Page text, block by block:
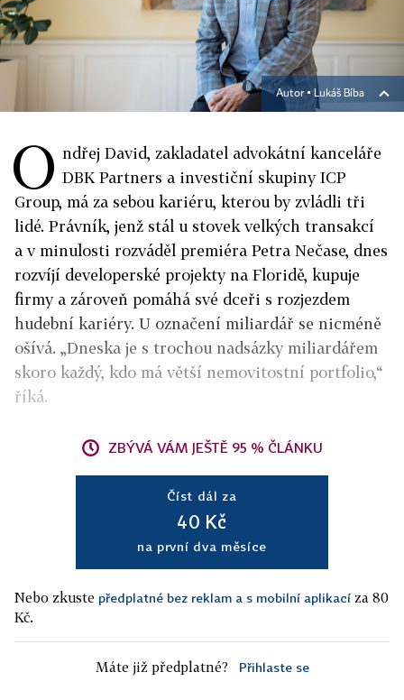
Autor ▪ Lukáš Bíba
O ndřej David, zakladatel advokátní kanceláře
DBK Partners a investiční skupiny ICP
Group, má za sebou kariéru, kterou by zvládli tři
lidé. Právník, jenž stál u stovek velkých transakcí
a v minulosti rozváděl premiéra Petra Nečase, dnes
rozvíjí developerské projekty na Floridě, kupuje
firmy a zároveň pomáhá své dceři s rozjezdem
hudební kariéry. U označení miliardář se nicméně
ošívá. „Dneska je s trochou nadsázky miliardářem
skoro každý, kdo má větší nemovitostní portfolio,“
říká.
ZBÝVÁ VÁM JEŠTĚ 95 % ČLÁNKU
Číst dál za
40 Kč
na první dva měsíce
Nebo zkuste předplatné bez reklam a s mobilní aplikací za 80
Kč.
Máte již předplatné? Přihlaste se